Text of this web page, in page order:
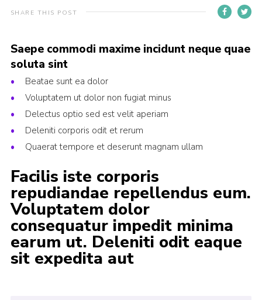
Join
SHARE THIS POST
Saepe commodi maxime incidunt neque quae
soluta sint
Beatae sunt ea dolor
Voluptatem ut dolor non fugiat minus
Delectus optio sed est velit aperiam
Deleniti corporis odit et rerum
Quaerat tempore et deserunt magnam ullam
Facilis iste corporis
repudiandae repellendus eum.
Voluptatem dolor
consequatur impedit minima
earum ut. Deleniti odit eaque
sit expedita aut